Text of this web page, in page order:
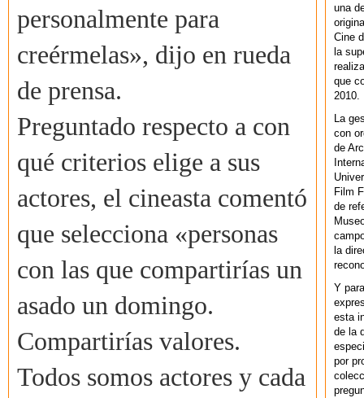
personalmente para
creérmelas», dijo en rueda
de prensa.
Preguntado respecto a con
qué criterios elige a sus
actores, el cineasta comentó
que selecciona «personas
con las que compartirías un
asado un domingo.
Compartirías valores.
Todos somos actores y cada
una
Cine
la
que
2010.
La
con
de
Film
de
la
Y
esta
de la
por